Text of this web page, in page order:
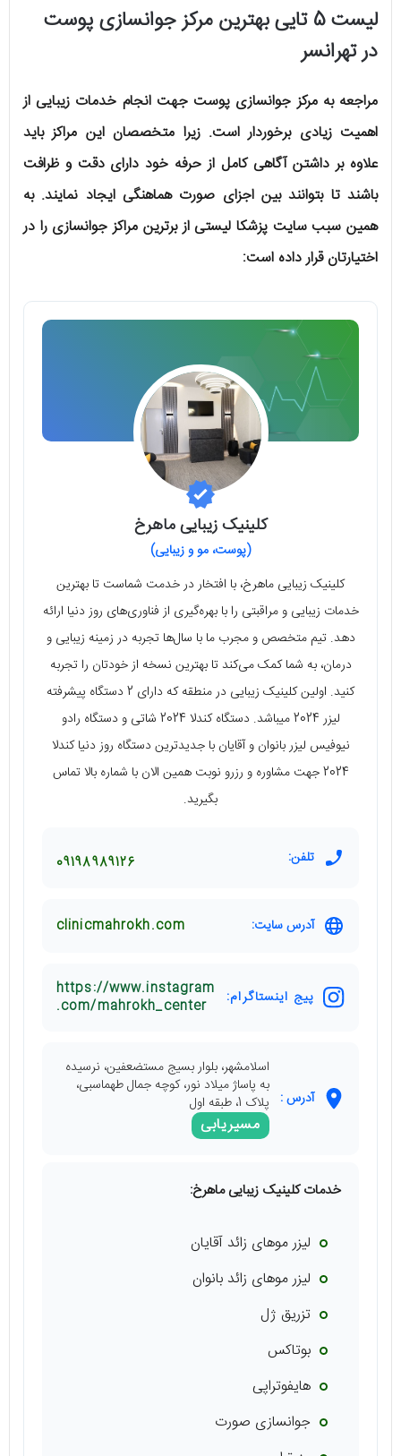
لیست 5 تایی بهترین مرکز جوانسازی پوست
در تهرانسر
مراجعه به مرکز جوانسازی پوست جهت انجام خدمات زیبایی از
اهمیت زیادی برخوردار است. زیرا متخصصان این مراکز باید
علاوه بر داشتن آگاهی کامل از حرفه خود دارای دقت و ظرافت
باشند تا بتوانند بین اجزای صورت هماهنگی ایجاد نمایند. به
همین سبب سایت پزشکا لیستی از برترین مراکز جوانسازی را در
اختیارتان قرار داده است:
کلینیک زیبایی ماهرخ
(پوست، مو و زیبایی)
کلینیک زیبایی ماهرخ، با افتخار در خدمت شماست تا بهترین
خدمات زیبایی و مراقبتی را با بهره‌گیری از فناوری‌های روز دنیا ارائه
دهد. تیم متخصص و مجرب ما با سال‌ها تجربه در زمینه زیبایی و
درمان، به شما کمک می‌کند تا بهترین نسخه از خودتان را تجربه
کنید. اولین کلینیک زیبایی در منطقه که دارای 2 دستگاه پیشرفته
لیزر 2024 میباشد. دستگاه کندلا 2024 شاتی و دستگاه رادو
نیوفیس لیزر بانوان و آقایان با جدیدترین دستگاه روز دنیا کندلا
2024 جهت مشاوره و رزرو نوبت همین الان با شماره بالا تماس
بگیرید.
تلفن: 09198989126
آدرس سایت: clinicmahrokh.com
پیج اینستاگرام:
https://www.instagram
.com/mahrokh_center
آدرس :
اسلامشهر، بلوار بسیج مستضعفین، نرسیده
به پاساژ میلاد نور، کوچه جمال طهماسبی،
پلاک 1، طبقه اول
مسیریابی
خدمات کلینیک زیبایی ماهرخ:
لیزر موهای زائد آقایان
لیزر موهای زائد بانوان
تزریق ژل
بوتاکس
هایفوتراپی
جوانسازی صورت